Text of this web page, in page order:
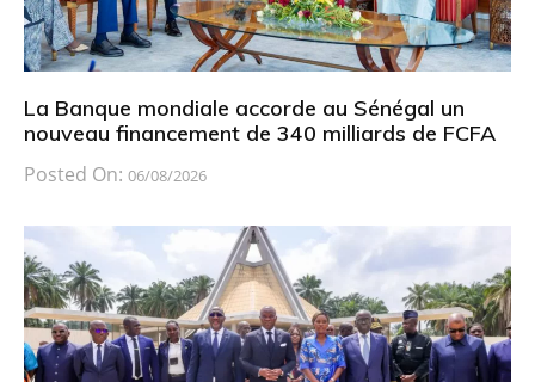
La Banque mondiale accorde au Sénégal un
nouveau financement de 340 milliards de FCFA
Posted On: 06/08/2026